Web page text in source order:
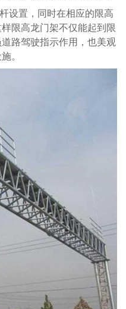
设置，同时在相应的限高
限高龙门架不仅能起到限
路驾驶指示作用，也美观
。